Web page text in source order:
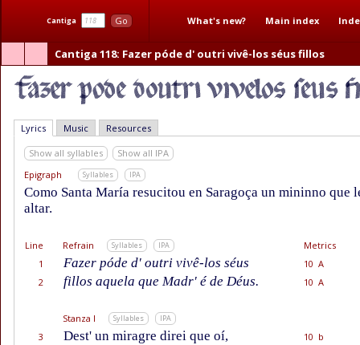
Cantiga Go What's new? Main index
Cantiga 118: Fazer póde d' outri vivê-los séus fillos
Lyrics Music Resources
Show all syllables
Show all IPA
Epigraph
Syllables IPA
Como Santa María resucitou en Saragoça un mininno que
altar.
Line Refrain Syllables IPA
Metrics
1
Fazer póde d' outri vivê-los séus
10 A
2
fillos aquela que Madr' é de Déus. 10 A
Stanza I Syllables IPA
3 Dest' un miragre direi que oí,
10 b